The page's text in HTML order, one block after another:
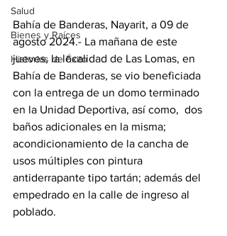
Salud
Bienes y Raíces
Historias de Éxito
Bahía de Banderas, Nayarit, a 09 de
agosto 2024.- La mañana de este
jueves, la localidad de Las Lomas, en
Bahía de Banderas, se vio beneficiada
con la entrega de un domo terminado
en la Unidad Deportiva, así como,  dos
baños adicionales en la misma;
acondicionamiento de la cancha de
usos múltiples con pintura
antiderrapante tipo tartán; además del
empedrado en la calle de ingreso al
poblado.